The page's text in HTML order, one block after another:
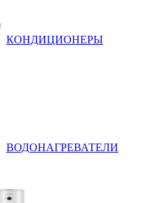
КОНДИЦИОНЕРЫ
ВОДОНАГРЕВАТЕЛИ